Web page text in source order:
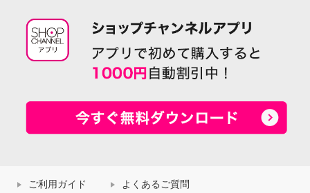
ご利用ガイド よくあるご質問